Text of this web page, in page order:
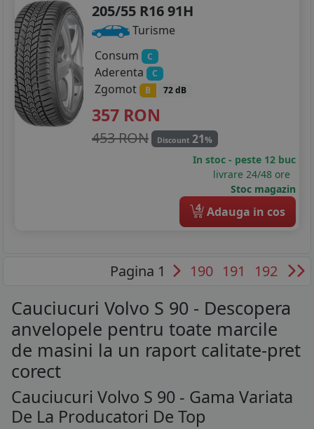
205/55 R16 91H
Turisme
Consum
C
Aderenta C
Zgomot B 72 dB
357 RON
453 RON Discount 21%
In stoc - peste 12 buc
livrare 24/48 ore
Stoc magazin
4 Adauga in cos
Pagina 1 190 191 192
Cauciucuri Volvo S 90 - Descopera
anvelopele pentru toate marcile
de masini la un raport calitate-pret
corect
Cauciucuri Volvo S 90 - Gama Variata
De La Producatori De Top